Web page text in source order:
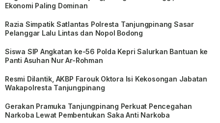
Ekonomi Paling Dominan
Razia Simpatik Satlantas Polresta Tanjungpinang Sasar
Pelanggar Lalu Lintas dan Nopol Bodong
Siswa SIP Angkatan ke-56 Polda Kepri Salurkan Bantuan ke
Panti Asuhan Nur Ar-Rohman
Resmi Dilantik, AKBP Farouk Oktora Isi Kekosongan Jabatan
Wakapolresta Tanjungpinang
Gerakan Pramuka Tanjungpinang Perkuat Pencegahan
Narkoba Lewat Pembentukan Saka Anti Narkoba